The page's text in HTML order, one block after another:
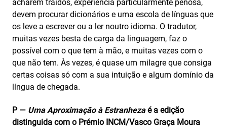
acharem traídos, experiência particularmente penosa,
devem procurar dicionários e uma escola de línguas que
os leve a escrever ou a ler noutro idioma. O tradutor,
muitas vezes besta de carga da linguagem, faz o
possível com o que tem à mão, e muitas vezes com o
que não tem. Às vezes, é quase um milagre que consiga
certas coisas só com a sua intuição e algum domínio da
língua de chegada.
P — Uma Aproximação à Estranhezaé a edição
distinguida com o Prémio INCM/Vasco Graça Moura